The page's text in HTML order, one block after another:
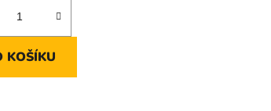
KOŠÍKU